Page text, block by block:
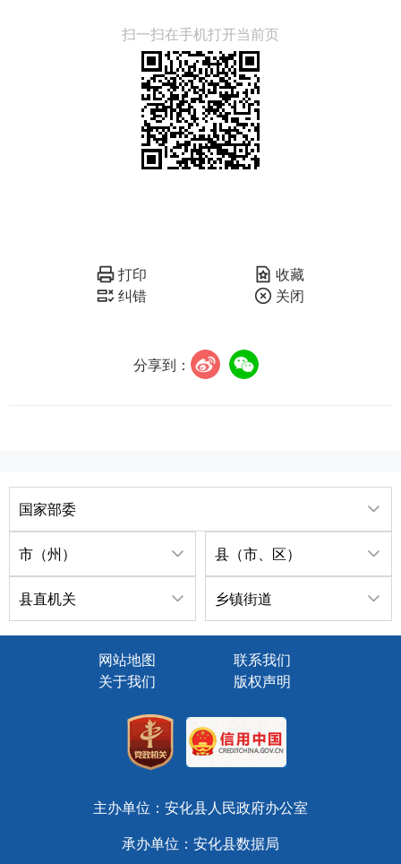
扫一扫在手机打开当前页
打印
收藏
纠错
关闭
分享到：
国家部委
市（州） 县（市、区）
县直机关 乡镇街道
网站地图
联系我们
关于我们
版权声明
主办单位：安化县人民政府办公室
承办单位：安化县数据局